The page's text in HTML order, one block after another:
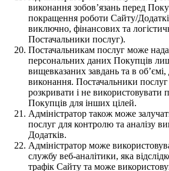
виконання зобов’язань перед
покращення роботи Сайту/
виключно, фінансових та
Постачальники послуг).
Постачальникам послуг може
персональних даних Покупців
вищевказаних завдань та в об’ємі,
виконання. Постачальники послуг
розкривати і не використовувати
Покупців для інших цілей.
Адміністратор також може
послуг для контролю та аналізу
Додатків.
Адміністратор може
службу веб-аналітики, яка
трафік Сайту та може